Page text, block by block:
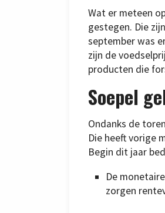
Wat er meteen
gestegen. Die
september was
zijn de
producten die
Soepel
Ondanks de
Die heeft vorige
Begin dit jaar
De
zorgen